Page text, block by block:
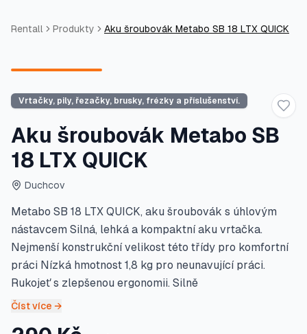
Rentall Produkty Aku šroubovák Metabo SB 18 LTX QUICK
Vrtačky, pily, řezačky, brusky, frézky a příslušenství.
Aku šroubovák Metabo SB
18 LTX QUICK
Duchcov
Metabo SB 18 LTX QUICK, aku šroubovák s úhlovým
nástavcem Silná, lehká a kompaktní aku vrtačka.
Nejmenší konstrukční velikost této třídy pro komfortní
práci Nízká hmotnost 1,8 kg pro neunavující práci.
Rukojeť s zlepšenou ergonomii. Silně
Číst více →